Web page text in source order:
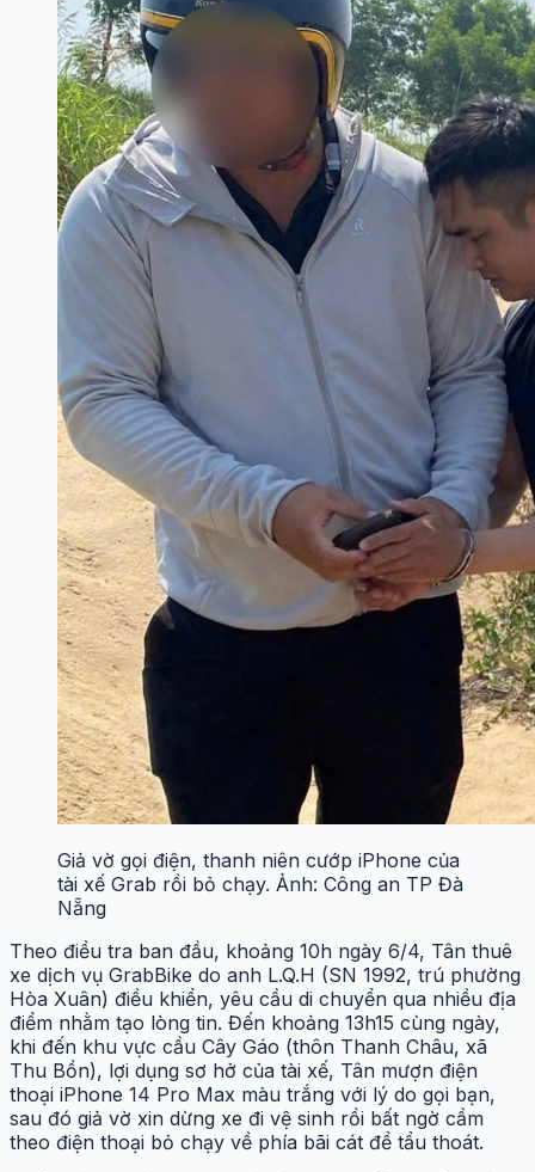
Giả vờ gọi điện, thanh niên cướp iPhone của
tài xế Grab rồi bỏ chạy. Ảnh: Công an TP Đà
Nẵng
Theo điều tra ban đầu, khoảng 10h ngày 6/4, Tân thuê
xe dịch vụ GrabBike do anh L.Q.H (SN 1992, trú phường
Hòa Xuân) điều khiển, yêu cầu di chuyển qua nhiều địa
điểm nhằm tạo lòng tin. Đến khoảng 13h15 cùng ngày,
khi đến khu vực cầu Cây Gáo (thôn Thanh Châu, xã
Thu Bồn), lợi dụng sơ hở của tài xế, Tân mượn điện
thoại iPhone 14 Pro Max màu trắng với lý do gọi bạn,
sau đó giả vờ xin dừng xe đi vệ sinh rồi bất ngờ cầm
theo điện thoại bỏ chạy về phía bãi cát để tẩu thoát.